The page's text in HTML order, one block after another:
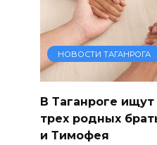
НОВОСТИ ТАГАНРОГА
В Таганроге
трех родных
и Тимофея